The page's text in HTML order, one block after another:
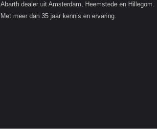
Abarth dealer uit Amsterdam, Heemstede en Hillegom.
Met meer dan 35 jaar kennis en ervaring.